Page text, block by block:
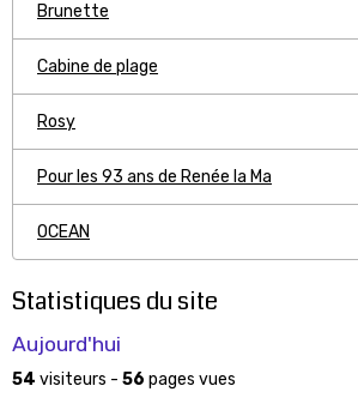
Brunette
Cabine de plage
Rosy
Pour les 93 ans de Renée la Ma
OCEAN
Statistiques du site
Aujourd'hui
54 visiteurs - 56 pages vues